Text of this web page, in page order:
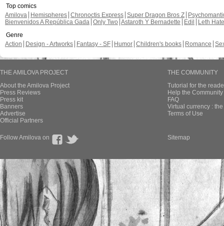
Top comics
Amilova
Hemispheres Chronoctis Express Super Dragon Bros Z
Bienvenidos A República Gada Only Two Astaroth Y Bernadette Edil
Leth Hate
Genre
Action
Design - Artworks Fantasy - SF Humor Children's books Romance
THE AMILOVA PROJECT
About the Amilova Project
Press Reviews
Press kit
Banners
Advertise
Official Partners
THE COMMUNITY
Tutorial for the
Help the
FAQ
Virtual currency :
Terms of Use
Follow Amilova on Sitemap